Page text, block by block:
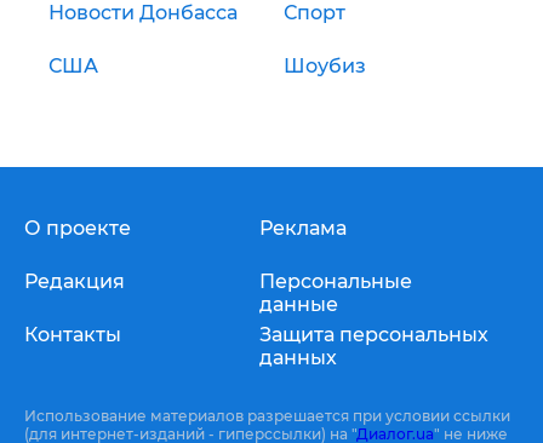
Новости Донбасса Спорт
США Шоубиз
О проекте
Редакция
Контакты
Реклама
Персональные
данные
Защита персональных
данных
Использование материалов разрешается при условии ссылки
(для интернет-изданий - гиперссылки) на "Диалог.ua" не ниже